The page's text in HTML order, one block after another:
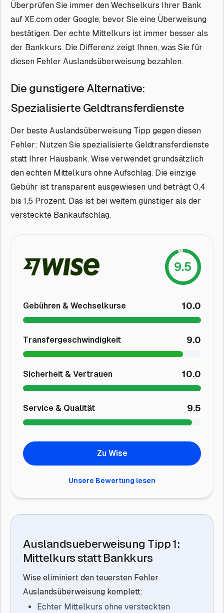
Überprüfen Sie immer den Wechselkurs Ihrer Bank
auf XE.com oder Google, bevor Sie eine Überweisung
bestätigen. Der echte Mittelkurs ist immer besser als
der Bankkurs. Die Differenz zeigt Ihnen, was Sie für
diesen Fehler Auslandsüberweisung bezahlen.
Die gunstigere Alternative:
Spezialisierte Geldtransferdienste
Der beste Auslandsüberweisung Tipp gegen diesen
Fehler: Nutzen Sie spezialisierte Geldtransferdienste
statt Ihrer Hausbank. Wise verwendet grundsätzlich
den echten Mittelkurs ohne Aufschlag. Die einzige
Gebühr ist transparent ausgewiesen und beträgt 0,4
bis 1,5 Prozent. Das ist bei weitem günstiger als der
versteckte Bankaufschlag.
9.5
Gebühren & Wechselkurse 10.0
Transfergeschwindigkeit 9.0
Sicherheit & Vertrauen 10.0
Service & Qualität 9.5
Zu Wise
Unsere Bewertung lesen
Auslandsueberweisung Tipp 1:
Mittelkurs statt Bankkurs
Wise eliminiert den teuersten Fehler
Auslandsüberweisung komplett:
Echter Mittelkurs ohne versteckten